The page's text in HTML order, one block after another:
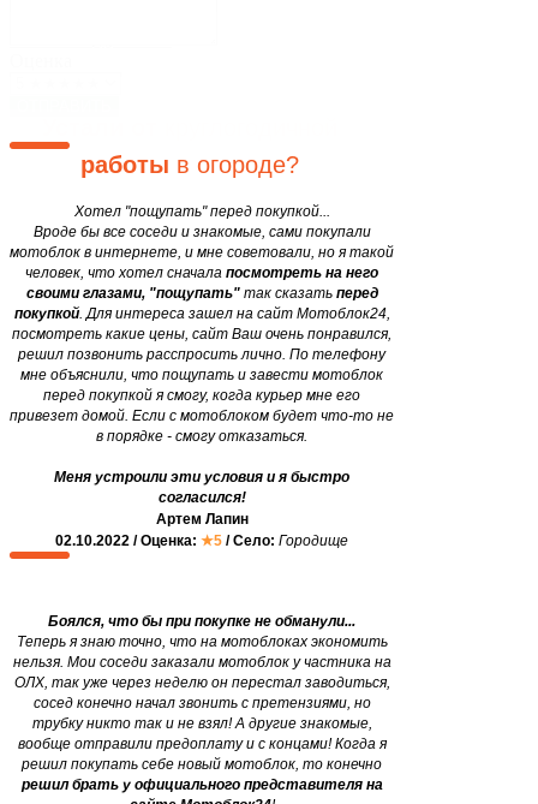
Хотел "пощупать" перед покупкой...
Вроде бы все соседи и знакомые, сами покупали
мотоблок в интернете, и мне советовали, но я такой
человек, что хотел сначала посмотреть на него
своими глазами, "пощупать"так сказать перед
покупкой. Для интереса зашел на сайт Мотоблок24,
посмотреть какие цены, сайт Ваш очень понравился,
решил позвонить расспросить лично. По телефону
мне объяснили, что пощупать и завести мотоблок
перед покупкой я смогу, когда курьер мне его
привезет домой. Если с мотоблоком будет что-то не
в порядке - смогу отказаться.
Меня устроили эти условия и я быстро
согласился!
Артем Лапин
02.10.2022 / Оценка: ★5 / Село: Городище
Боялся, что бы при покупке не обманули...
Теперь я знаю точно, что на мотоблоках экономить
нельзя. Мои соседи заказали мотоблок у частника на
ОЛХ, так уже через неделю он перестал заводиться,
сосед конечно начал звонить с претензиями, но
трубку никто так и не взял! А другие знакомые,
вообще отправили предоплату и с концами! Когда я
решил покупать себе новый мотоблок, то конечно
решил брать у официального представителя на
работы в огороде?